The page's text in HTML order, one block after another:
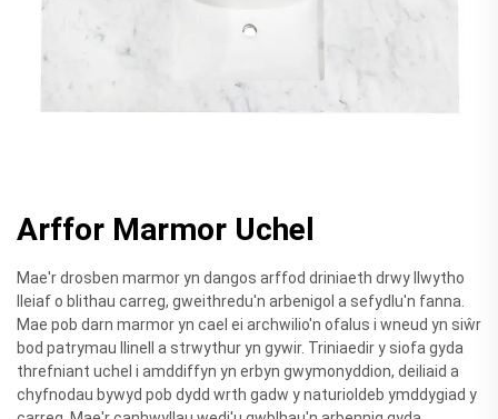
Arffor Marmor Uchel
Mae'r drosben marmor yn dangos arffod driniaeth drwy llwytho
lleiaf o blithau carreg, gweithredu'n arbenigol a sefydlu'n fanna.
Mae pob darn marmor yn cael ei archwilio'n ofalus i wneud yn siŵr
bod patrymau llinell a strwythur yn gywir. Triniaedir y siofa gyda
threfniant uchel i amddiffyn yn erbyn gwymonyddion, deiliaid a
chyfnodau bywyd pob dydd wrth gadw y naturioldeb ymddygiad y